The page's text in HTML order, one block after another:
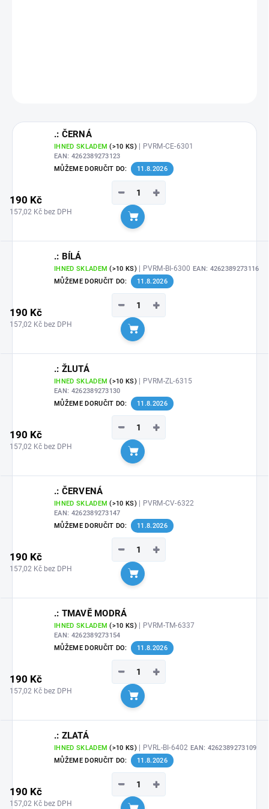
.: ČERNÁ
IHNED SKLADEM(>10 KS) | PVRM-CE-6301
EAN: 4262389273123
MŮŽEME DORUČIT DO:
11.8.2026
190 Kč
157,02 Kč bez DPH
+
−
Do košíku
.: BÍLÁ
IHNED SKLADEM(>10 KS) | PVRM-BI-6300 EAN: 4262389273116
MŮŽEME DORUČIT DO:
11.8.2026
190 Kč
157,02 Kč bez DPH
+
−
Do košíku
.: ŽLUTÁ
IHNED SKLADEM(>10 KS) | PVRM-ZL-6315
EAN: 4262389273130
MŮŽEME DORUČIT DO:
11.8.2026
190 Kč
157,02 Kč bez DPH
+
−
Do košíku
.: ČERVENÁ
IHNED SKLADEM(>10 KS) | PVRM-CV-6322
EAN: 4262389273147
MŮŽEME DORUČIT DO:
11.8.2026
190 Kč
157,02 Kč bez DPH
+
−
Do košíku
.: TMAVĚ MODRÁ
IHNED SKLADEM(>10 KS) | PVRM-TM-6337
EAN: 4262389273154
MŮŽEME DORUČIT DO:
11.8.2026
190 Kč
157,02 Kč bez DPH
+
−
Do košíku
.: ZLATÁ
IHNED SKLADEM(>10 KS) | PVRL-BI-6402 EAN: 4262389273109
MŮŽEME DORUČIT DO:
11.8.2026
190 Kč
157,02 Kč bez DPH
+
−